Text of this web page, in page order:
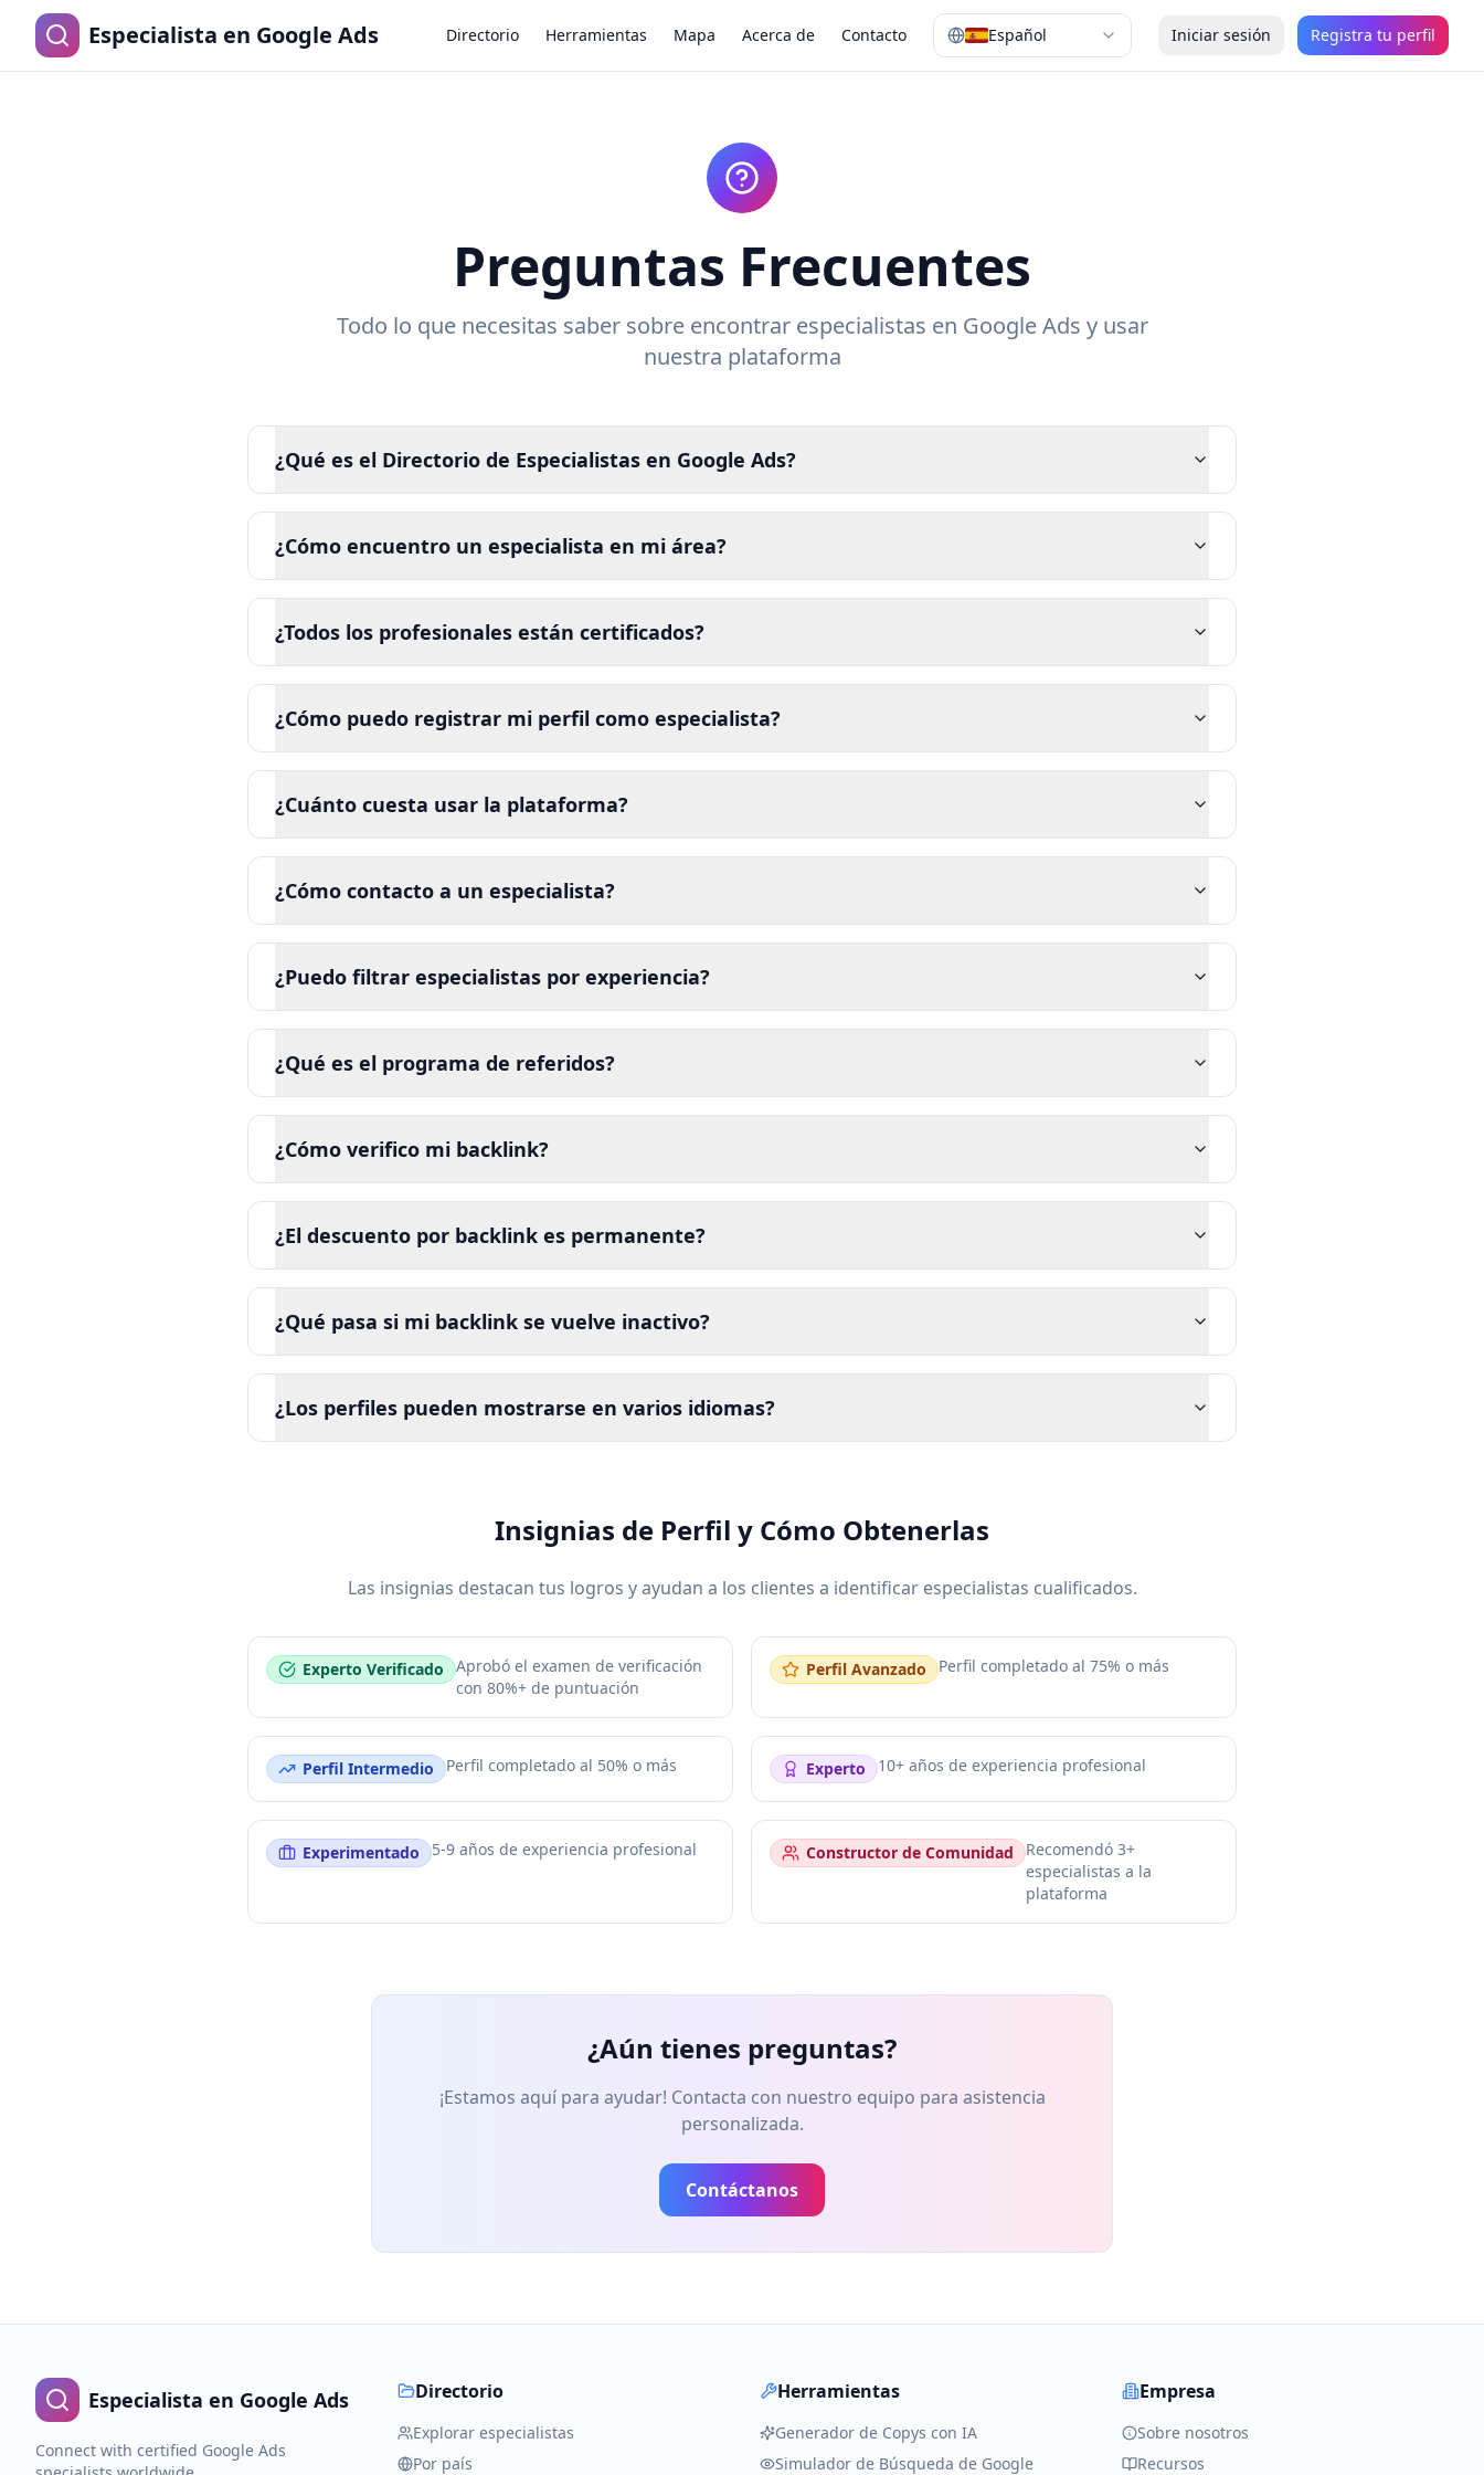
Especialista en Google Ads Directorio Herramientas Mapa Acerca de Contacto Español Iniciar sesión Registra tu perfil
Preguntas Frecuentes
Todo lo que necesitas saber sobre encontrar especialistas en Google Ads y usar
nuestra plataforma
¿Qué es el Directorio de Especialistas en Google Ads?
¿Cómo encuentro un especialista en mi área?
¿Todos los profesionales están certificados?
¿Cómo puedo registrar mi perfil como especialista?
¿Cuánto cuesta usar la plataforma?
¿Cómo contacto a un especialista?
¿Puedo filtrar especialistas por experiencia?
¿Qué es el programa de referidos?
¿Cómo verifico mi backlink?
¿El descuento por backlink es permanente?
¿Qué pasa si mi backlink se vuelve inactivo?
¿Los perfiles pueden mostrarse en varios idiomas?
Insignias de Perfil y Cómo Obtenerlas
Las insignias destacan tus logros y ayudan a los clientes a identificar especialistas cualificados.
Experto Verificado
Aprobó el examen de verificación
con 80%+ de puntuación
Perfil Avanzado Perfil completado al 75% o más
Perfil Intermedio Perfil completado al 50% o más Experto 10+ años de experiencia profesional
Experimentado 5-9 años de experiencia profesional Constructor de Comunidad
Recomendó 3+
especialistas a la
plataforma
¿Aún tienes preguntas?
¡Estamos aquí para ayudar! Contacta con nuestro equipo para asistencia
personalizada.
Contáctanos
Especialista en Google Ads
Connect with certified Google Ads
Directorio
Explorar especialistas
Por país
Herramientas
Generador de Copys con IA
Simulador de Búsqueda de Google
Empresa
Sobre nosotros
Recursos